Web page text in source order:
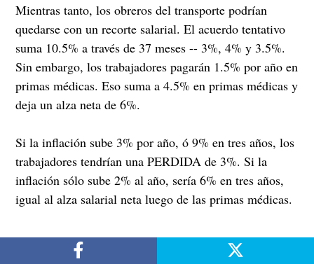
Mientras tanto, los obreros del transporte podrían
quedarse con un recorte salarial. El acuerdo tentativo
suma 10.5% a través de 37 meses -- 3%, 4% y 3.5%.
Sin embargo, los trabajadores pagarán 1.5% por año en
primas médicas. Eso suma a 4.5% en primas médicas y
deja un alza neta de 6%.
Si la inflación sube 3% por año, ó 9% en tres años, los
trabajadores tendrían una PERDIDA de 3%. Si la
inflación sólo sube 2% al año, sería 6% en tres años,
igual al alza salarial neta luego de las primas médicas.
LA BOMBA DE TIEMPO ESCONDIDA: EL PLAN